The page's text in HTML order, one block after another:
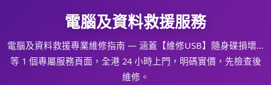
電腦及資料救援服務
電腦及資料救援專業維修指南 — 涵蓋【維修USB】隨身碟損壞…
等 1 個專屬服務頁面，全港 24 小時上門，明碼實價，先檢查後
維修。